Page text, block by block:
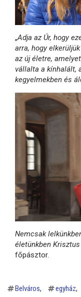
„Adja az Úr, hogy
arra, hogy
az új életre,
vállalta a kínhalált,
kegyelmekben és
Nemcsak
életünkben
főpásztor.
Belváros egyház